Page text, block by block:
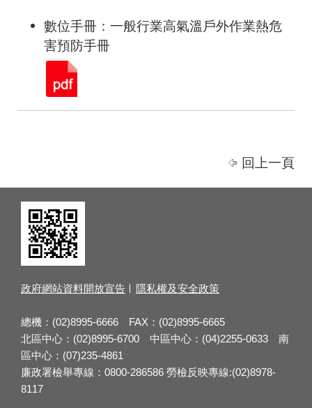
數位手冊：一般行業高氣溫戶外作業熱危
害預防手冊
回上一頁
政府網站資料開放宣告 隱私權及安全政策
總機：(02)8995-6666 FAX：(02)8995-6665
北區中心：(02)8995-6700 中區中心：(04)2255-0633 南
區中心：(07)235-4861
廉政署檢舉專線：0800-286586 勞檢反映專線:(02)8978-
8117